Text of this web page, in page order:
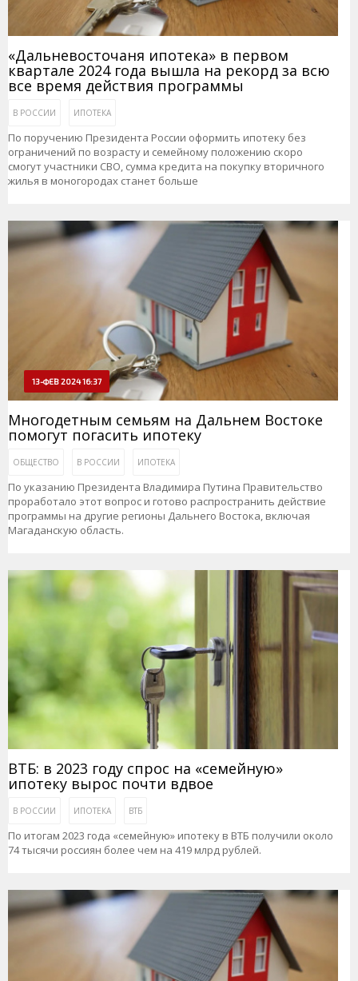
«Дальневосточаня ипотека» в первом
квартале 2024 года вышла на рекорд за всю
все время действия программы
В РОССИИ ИПОТЕКА
По поручению Президента России оформить ипотеку без
ограничений по возрасту и семейному положению скоро
смогут участники СВО, сумма кредита на покупку вторичного
жилья в моногородах станет больше
13-ФЕВ 2024 16:37
Многодетным семьям на Дальнем Востоке
помогут погасить ипотеку
ОБЩЕСТВО В РОССИИ ИПОТЕКА
По указанию Президента Владимира Путина Правительство
проработало этот вопрос и готово распространить действие
программы на другие регионы Дальнего Востока, включая
Магаданскую область.
ВТБ: в 2023 году спрос на «семейную»
ипотеку вырос почти вдвое
В РОССИИ ИПОТЕКА ВТБ
По итогам 2023 года «семейную» ипотеку в ВТБ получили около
74 тысячи россиян более чем на 419 млрд рублей.